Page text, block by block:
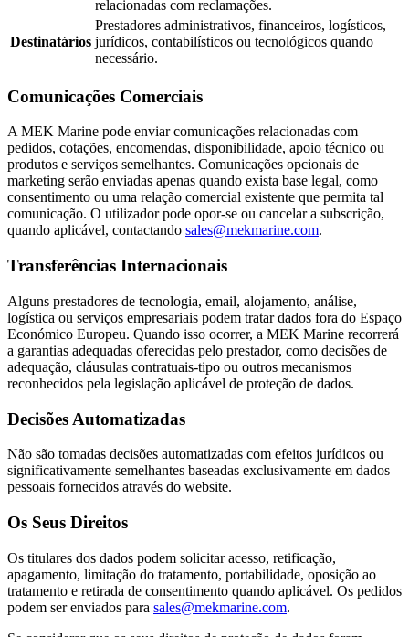
relacionadas com reclamações.
Destinatários
Prestadores administrativos, financeiros, logísticos,
jurídicos, contabilísticos ou tecnológicos quando
necessário.
Comunicações Comerciais
A MEK Marine pode enviar comunicações relacionadas com
pedidos, cotações, encomendas, disponibilidade, apoio técnico ou
produtos e serviços semelhantes. Comunicações opcionais de
marketing serão enviadas apenas quando exista base legal, como
consentimento ou uma relação comercial existente que permita tal
comunicação. O utilizador pode opor-se ou cancelar a subscrição,
quando aplicável, contactando sales@mekmarine.com.
Transferências Internacionais
Alguns prestadores de tecnologia, email, alojamento, análise,
logística ou serviços empresariais podem tratar dados fora do Espaço
Económico Europeu. Quando isso ocorrer, a MEK Marine recorrerá
a garantias adequadas oferecidas pelo prestador, como decisões de
adequação, cláusulas contratuais-tipo ou outros mecanismos
reconhecidos pela legislação aplicável de proteção de dados.
Decisões Automatizadas
Não são tomadas decisões automatizadas com efeitos jurídicos ou
significativamente semelhantes baseadas exclusivamente em dados
pessoais fornecidos através do website.
Os Seus Direitos
Os titulares dos dados podem solicitar acesso, retificação,
apagamento, limitação do tratamento, portabilidade, oposição ao
tratamento e retirada de consentimento quando aplicável. Os pedidos
podem ser enviados para sales@mekmarine.com.